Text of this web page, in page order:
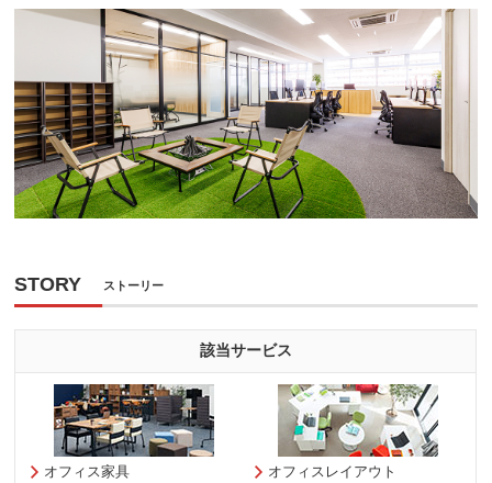
STORY ストーリー
該当サービス
オフィス家具 オフィスレイアウト